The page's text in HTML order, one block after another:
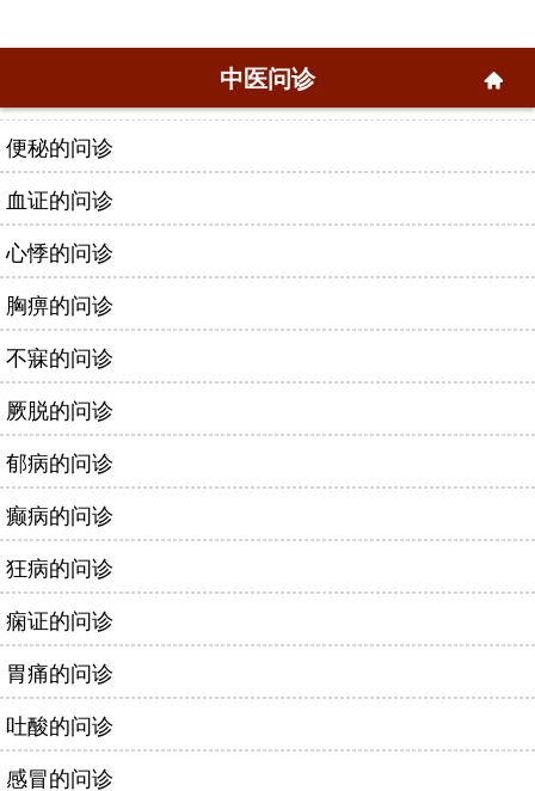
中医问诊
便秘的问诊
血证的问诊
心悸的问诊
胸痹的问诊
不寐的问诊
厥脱的问诊
郁病的问诊
癫病的问诊
狂病的问诊
痫证的问诊
胃痛的问诊
吐酸的问诊
感冒的问诊